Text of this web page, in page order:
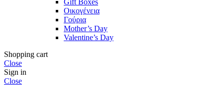
Gift Boxes
Οικογένεια
Γούρια
Mother’s Day
Valentine’s Day
Shopping cart
Close
Sign in
Close